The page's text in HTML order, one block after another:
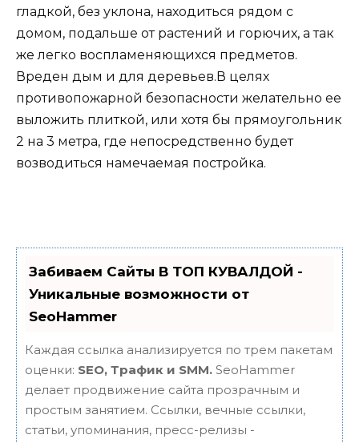
гладкой, без уклона, находиться рядом с
домом, подальше от растений и горючих, а так
же легко воспламеняющихся предметов.
Вреден дым и для деревьев.В целях
противопожарной безопасности желательно ее
выложить плиткой, или хотя бы прямоугольник
2 на 3 метра, где непосредственно будет
возводиться намечаемая постройка.
Забиваем Сайты В ТОП КУВАЛДОЙ -
Уникальные возможности от
SeoHammer
Каждая ссылка анализируется по трем пакетам
оценки: SEO, Трафик и SMM. SeoHammer
делает продвижение сайта прозрачным и
простым занятием. Ссылки, вечные ссылки,
статьи, упоминания, пресс-релизы -